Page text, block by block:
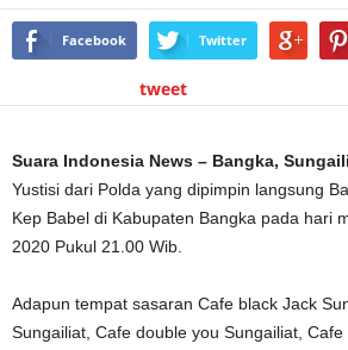
Facebook Twitter
tweet
Suara Indonesia News – Bangka,
Yustisi dari Polda yang dipimpin langsung
Kep Babel di Kabupaten Bangka pada hari
2020 Pukul 21.00 Wib.
Adapun tempat sasaran Cafe black Jack
Sungailiat, Cafe double you Sungailiat, Cafe